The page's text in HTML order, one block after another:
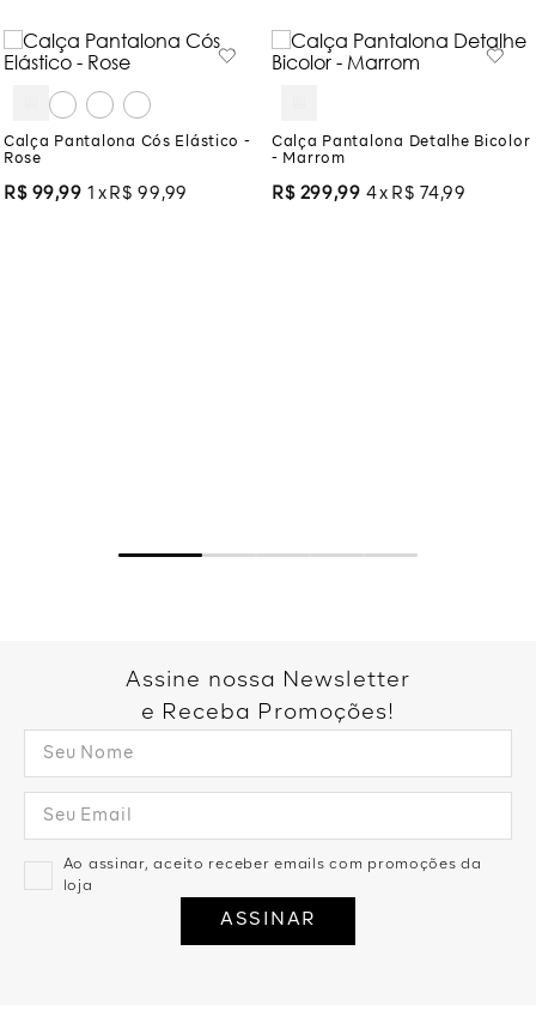
Calça Pantalona Cós Elástico -
Rose
R$ 99,99 1 R$ 99 ,99
Calça Pantalona Detalhe Bicolor
- Marrom
R$ 299,99 4 R$ 74,99
Assine nossa Newsletter
e Receba Promoções!
Ao assinar, aceito receber emails com promoções da
loja
ASSINAR